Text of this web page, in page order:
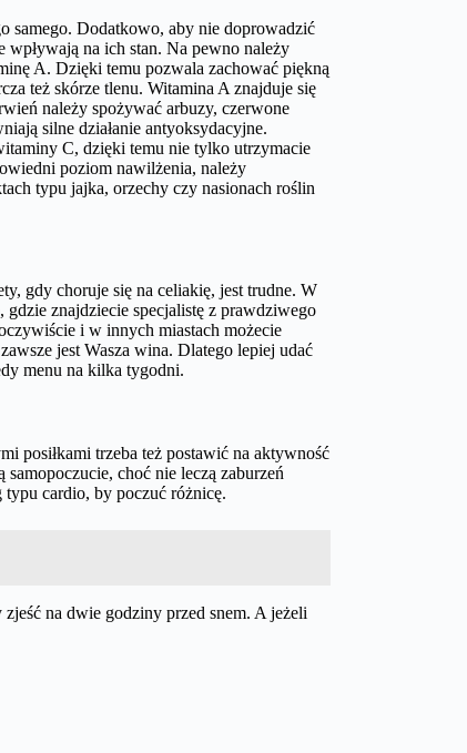
samego. Dodatkowo, aby nie doprowadzić
na ich stan. Na pewno należy
A. Dzięki temu pozwala zachować piękną
też skórze tlenu. Witamina A znajduje się
należy spożywać arbuzy, czerwone
silne działanie antyoksydacyjne.
C, dzięki temu nie tylko utrzymacie
poziom nawilżenia, należy
typu jajka, orzechy czy nasionach roślin
gdy choruje się na celiakię, jest trudne. W
gdzie znajdziecie specjalistę z prawdziwego
i w innych miastach możecie
jest Wasza wina. Dlatego lepiej udać
menu na kilka tygodni.
posiłkami trzeba też postawić na aktywność
choć nie leczą zaburzeń
cardio, by poczuć różnicę.
na dwie godziny przed snem. A jeżeli